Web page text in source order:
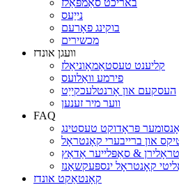
באריכט סאַמפּאַלז
נייַעס
בוקינג פאָרעם
מכשירים
וועגן אונדז
קליענט טעסטאַמאָוניאַלז
פירמע וואַלועס
העסקעם און אָרנטלעכקייַט
ווער מיר זענען
FAQ
פּראָדוקט טעסטינג
און ברייבערי קאָנטראָל
& סאַפּלייער אַדאַץ
קאָנטראָל ינספּעקשאַנז
קאָנטאַקט אונדז